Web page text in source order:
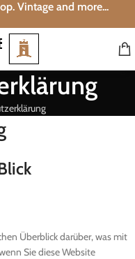
Vintage and more...
Überblick darüber, was mit
Sie diese Website